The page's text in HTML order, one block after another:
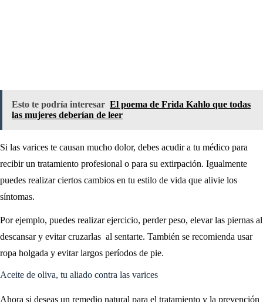
Esto te podría interesar El poema de Frida Kahlo que todas
las mujeres deberían de leer
Si las varices te causan mucho dolor, debes acudir a tu médico para
recibir un tratamiento profesional o para su extirpación. Igualmente
puedes realizar ciertos cambios en tu estilo de vida que alivie los
síntomas.
Por ejemplo, puedes realizar ejercicio, perder peso, elevar las piernas al
descansar y evitar cruzarlas al sentarte. También se recomienda usar
ropa holgada y evitar largos períodos de pie.
Aceite de oliva, tu aliado contra las varices
Ahora si deseas un remedio natural para el tratamiento y la prevención